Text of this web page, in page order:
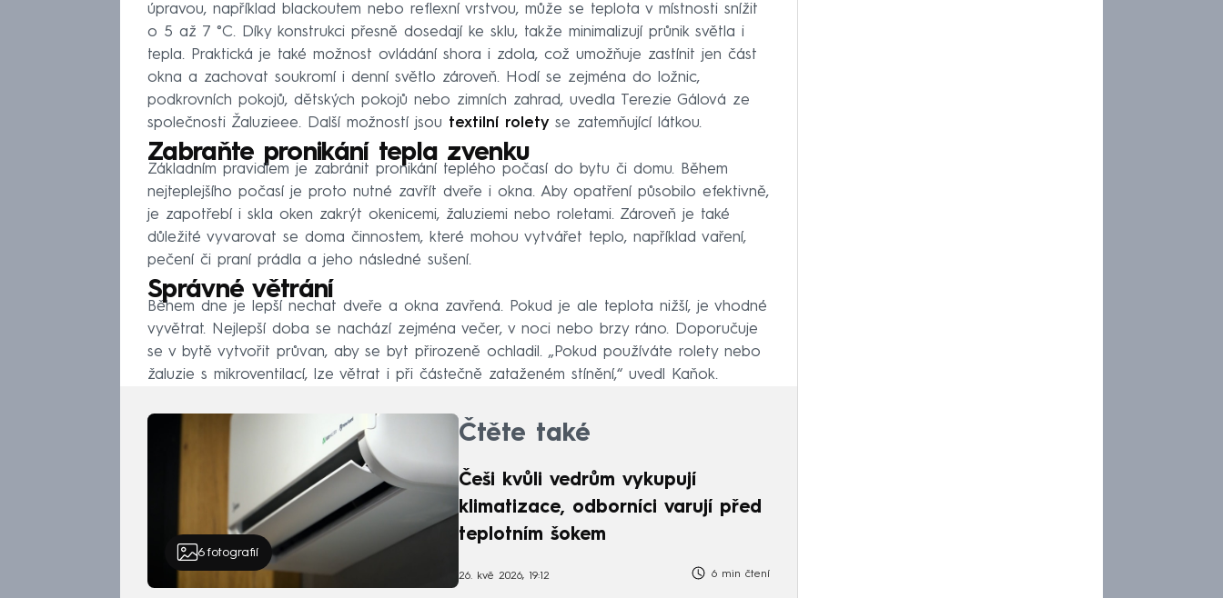
úpravou, například blackoutem nebo reflexní vrstvou, může se teplota v místnosti snížit
o 5 až 7 °C. Díky konstrukci přesně dosedají ke sklu, takže minimalizují průnik světla i
tepla. Praktická je také možnost ovládání shora i zdola, což umožňuje zastínit jen část
okna a zachovat soukromí i denní světlo zároveň. Hodí se zejména do ložnic,
podkrovních pokojů, dětských pokojů nebo zimních zahrad, uvedla Terezie Gálová ze
společnosti Žaluzieee. Další možností jsou textilní rolety se zatemňující látkou.
Zabraňte pronikání tepla zvenku
Základním pravidlem je zabránit pronikání teplého počasí do bytu či domu. Během
nejteplejšího počasí je proto nutné zavřít dveře i okna. Aby opatření působilo efektivně,
je zapotřebí i skla oken zakrýt okenicemi, žaluziemi nebo roletami. Zároveň je také
důležité vyvarovat se doma činnostem, které mohou vytvářet teplo, například vaření,
pečení či praní prádla a jeho následné sušení.
Správné větrání
Během dne je lepší nechat dveře a okna zavřená. Pokud je ale teplota nižší, je vhodné
vyvětrat. Nejlepší doba se nachází zejména večer, v noci nebo brzy ráno. Doporučuje
se v bytě vytvořit průvan, aby se byt přirozeně ochladil. „Pokud používáte rolety nebo
žaluzie s mikroventilací, lze větrat i při částečně zataženém stínění,“ uvedl Kaňok.
6fotografií
Čtěte také
Češi kvůli vedrům vykupují
klimatizace, odborníci varují před
teplotním šokem
26. kvě 2026, 19:12 6 min čtení